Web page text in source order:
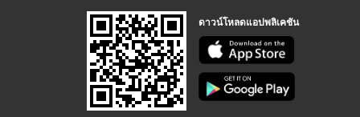
ดาวน์โหลดแอปพลิเคชัน